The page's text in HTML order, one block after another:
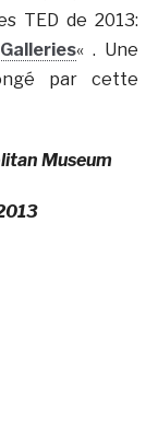
TED de 2013:
« . Une
par cette
Museum